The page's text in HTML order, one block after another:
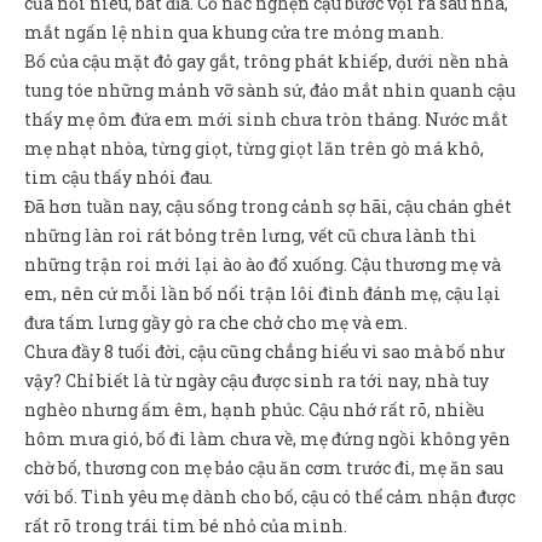
Sản Phẩm
Giúp đỡ
Liên hệ
mắt ngấn lệ nhìn qua khung cửa tre mỏng manh.
Bố của cậu mặt đỏ gay gắt, trông phát khiếp, dưới nền nhà
tung tóe những mảnh vỡ sành sứ, đảo mắt nhìn quanh cậu
thấy mẹ ôm đứa em mới sinh chưa tròn tháng. Nước mắt
mẹ nhạt nhòa, từng giọt, từng giọt lăn trên gò má khô,
tim cậu thấy nhói đau.
Đã hơn tuần nay, cậu sống trong cảnh sợ hãi, cậu chán ghét
những làn roi rát bỏng trên lưng, vết cũ chưa lành thì
những trận roi mới lại ào ào đổ xuống. Cậu thương mẹ và
em, nên cứ mỗi lần bố nổi trận lôi đình đánh mẹ, cậu lại
đưa tấm lưng gầy gò ra che chở cho mẹ và em.
Chưa đầy 8 tuổi đời, cậu cũng chẳng hiểu vì sao mà bố như
vậy? Chỉ biết là từ ngày cậu được sinh ra tới nay, nhà tuy
nghèo nhưng ấm êm, hạnh phúc. Cậu nhớ rất rõ, nhiều
hôm mưa gió, bố đi làm chưa về, mẹ đứng ngồi không yên
chờ bố, thương con mẹ bảo cậu ăn cơm trước đi, mẹ ăn sau
với bố. Tình yêu mẹ dành cho bố, cậu có thể cảm nhận được
rất rõ trong trái tim bé nhỏ của mình.